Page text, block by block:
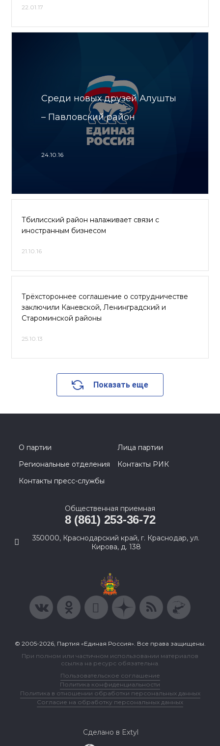
22.01.17
Среди новых друзей Алушты
– Павловский район
24.10.16
Тбилисский район налаживает связи с
иностранным бизнесом
21.10.16
Трёхстороннее соглашение о сотрудничестве
заключили Каневской, Ленинградский и
Староминской районы
25.10.13
Показать еще
О партии
Лица партии
Региональные отделения
Контакты РИК
Контакты пресс-службы
Общественная приемная
8 (861) 253-36-72
350000, Краснодарский край, г. Краснодар, ул.
Кирова, д. 138
© 2005-2026, Партия «Единая Россия». Все права защищены.
При полном или частичном использовании материалов
ссылка на ресурс обязательна.
Пользовательское соглашение
Политика конфиденциальности
Политика в отношении обработки персональных данных
Согласие на обработку персональных данных
Сделано в Extyl